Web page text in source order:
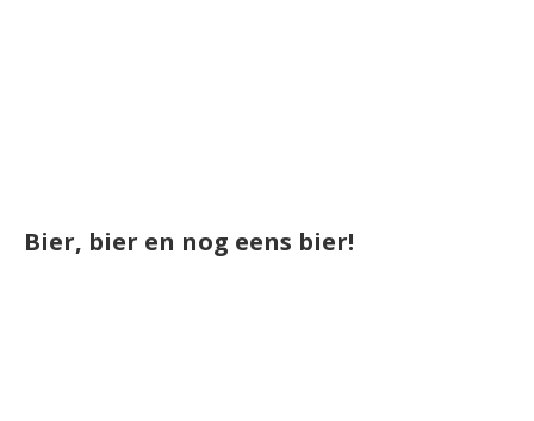
Bier, bier en nog eens bier!